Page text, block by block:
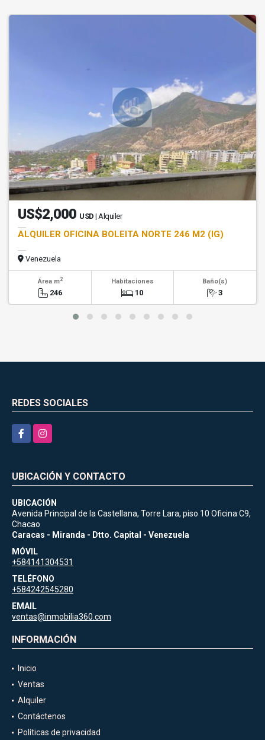
US$2,000 USD | Alquiler
ALQUILER OFICINA BOLEITA NORTE 246 M2 (IG)
Venezuela
Área m2
246
Habitaciones
10
Baño(s)
3
REDES SOCIALES
FacebookInstagram
UBICACIÓN
Avenida Principal de la Castellana, Torre Lara, piso 10 Oficina C9,
Chacao
Caracas - Miranda - Dtto. Capital - Venezuela
MÓVIL
+584141304531
TELÉFONO
+584242545280
EMAIL
ventas@inmobilia360.com
Inicio
Ventas
Alquiler
Contáctenos